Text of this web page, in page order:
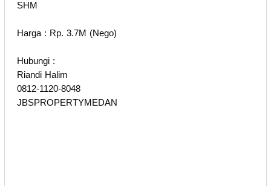
SHM
Harga : Rp. 3.7M (Nego)
Hubungi :
Riandi Halim
0812-1120-8048
JBSPROPERTYMEDAN